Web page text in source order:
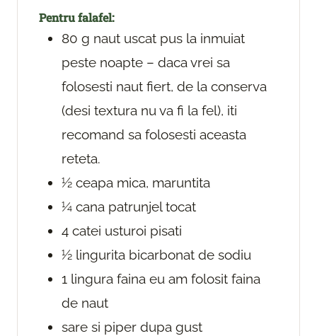
Pentru falafel:
80 g naut uscat pus la inmuiat
peste noapte – daca vrei sa
folosesti naut fiert, de la conserva
(desi textura nu va fi la fel), iti
recomand sa folosesti aceasta
reteta.
½ ceapa mica, maruntita
¼ cana patrunjel tocat
4 catei usturoi pisati
½ lingurita bicarbonat de sodiu
1 lingura faina eu am folosit faina
de naut
sare si piper dupa gust